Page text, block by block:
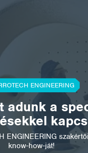
ENGINEERING
adunk a
ENGINEERING
know-how-ját!